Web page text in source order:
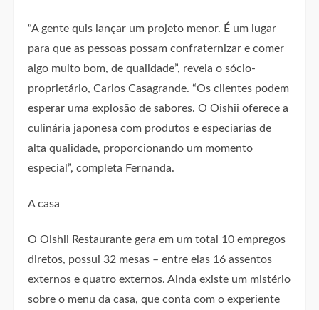
“A gente quis lançar um projeto menor. É um lugar
para que as pessoas possam confraternizar e comer
algo muito bom, de qualidade”, revela o sócio-
proprietário, Carlos Casagrande. “Os clientes podem
esperar uma explosão de sabores. O Oishii oferece a
culinária japonesa com produtos e especiarias de
alta qualidade, proporcionando um momento
especial”, completa Fernanda.
A casa
O Oishii Restaurante gera em um total 10 empregos
diretos, possui 32 mesas – entre elas 16 assentos
externos e quatro externos. Ainda existe um mistério
sobre o menu da casa, que conta com o experiente